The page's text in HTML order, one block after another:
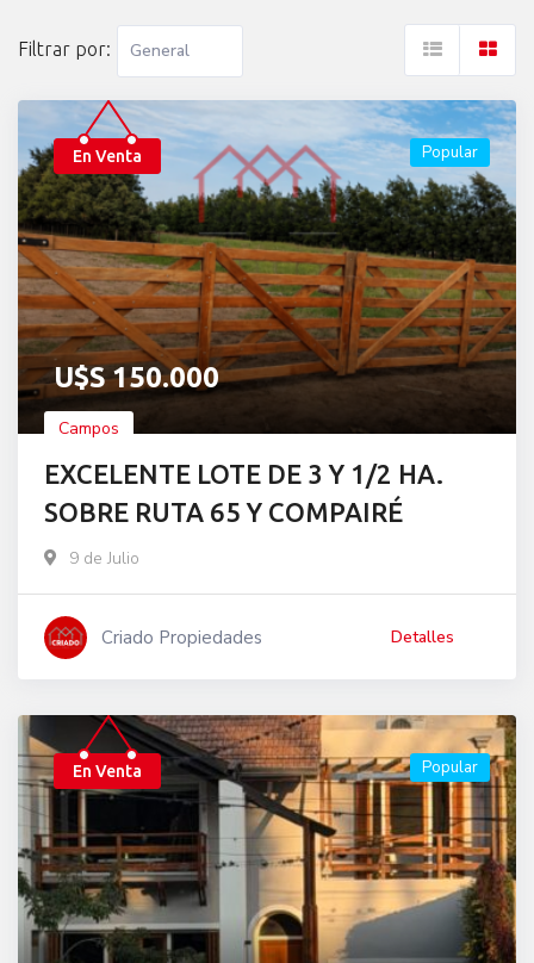
Filtrar por:
En Venta
U$S150.000
Campos
EXCELENTE LOTE DE 3 Y 1/2 HA.
SOBRE RUTA 65 Y COMPAIRÉ
Popular
9 de Julio
Criado Propiedades Detalles
En Venta Popular